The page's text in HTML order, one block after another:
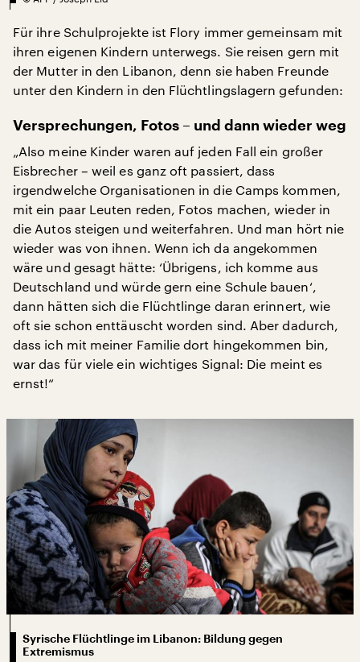
Für ihre Schulprojekte ist Flory immer gemeinsam mit
ihren eigenen Kindern unterwegs. Sie reisen gern mit
der Mutter in den Libanon, denn sie haben Freunde
unter den Kindern in den Flüchtlingslagern gefunden:
Versprechungen, Fotos – und dann wieder weg
„Also meine Kinder waren auf jeden Fall ein großer
Eisbrecher – weil es ganz oft passiert, dass
irgendwelche Organisationen in die Camps kommen,
mit ein paar Leuten reden, Fotos machen, wieder in
die Autos steigen und weiterfahren. Und man hört nie
wieder was von ihnen. Wenn ich da angekommen
wäre und gesagt hätte: ‘Übrigens, ich komme aus
Deutschland und würde gern eine Schule bauen‘,
dann hätten sich die Flüchtlinge daran erinnert, wie
oft sie schon enttäuscht worden sind. Aber dadurch,
dass ich mit meiner Familie dort hingekommen bin,
war das für viele ein wichtiges Signal: Die meint es
ernst!“
Syrische Flüchtlinge im Libanon: Bildung gegen
Extremismus